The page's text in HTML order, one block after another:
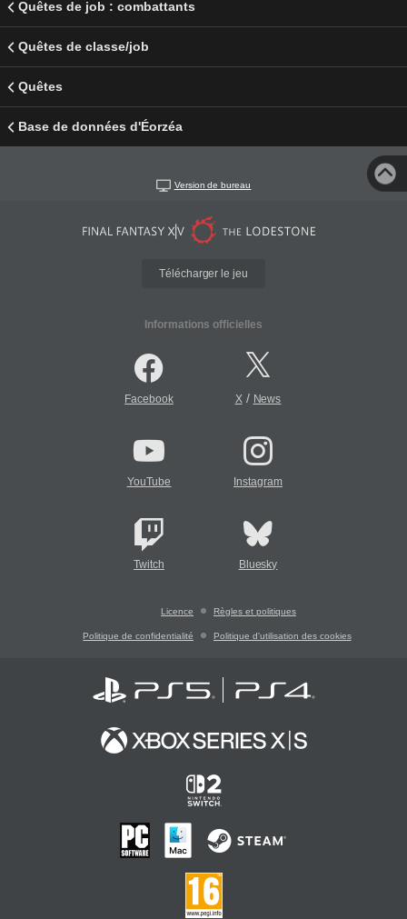
Quêtes de job : combattants
Quêtes de classe/job
Quêtes
Base de données d'Éorzéa
Version de bureau
Télécharger le jeu
Informations officielles
Facebook X/ News
YouTube Instagram
Twitch Bluesky
Licence Règles et politiques
Politique de confidentialité Politique d'utilisation des cookies